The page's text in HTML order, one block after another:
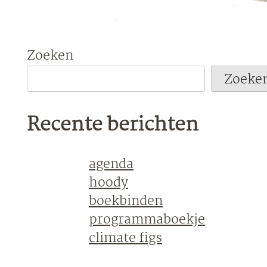
Zoeken
Recente berichten
agenda
hoody
boekbinden
programmaboekje
climate figs